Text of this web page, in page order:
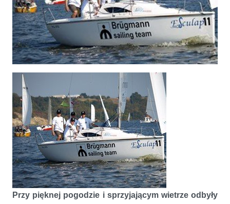
XXXIV Regaty Błękitnej Wstęgi Zalewu Włocławskiego
Przy pięknej pogodzie i sprzyjającym wietrze odbyły